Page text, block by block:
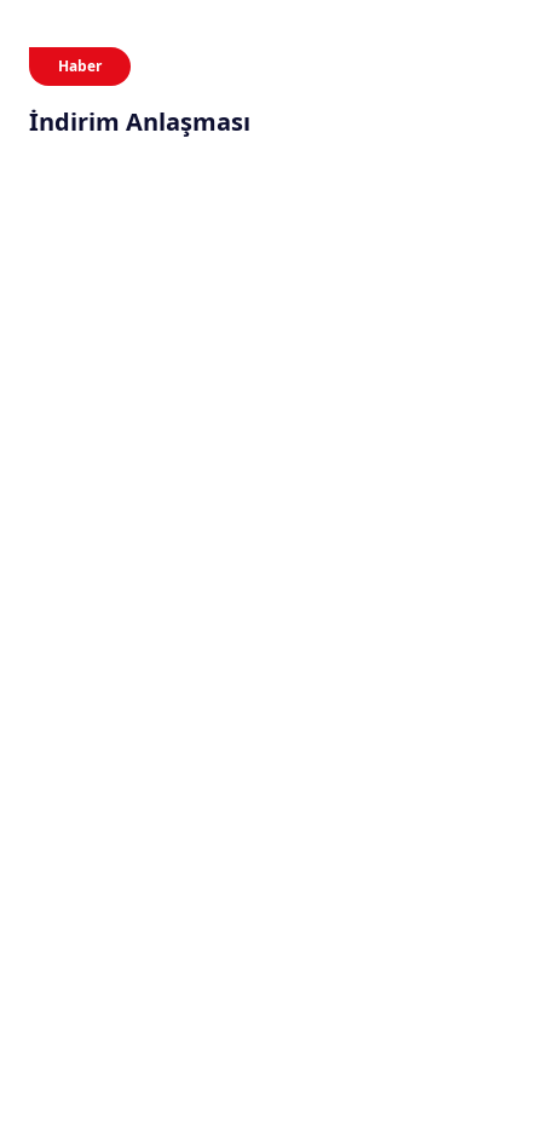
Haber
İndirim Anlaşması